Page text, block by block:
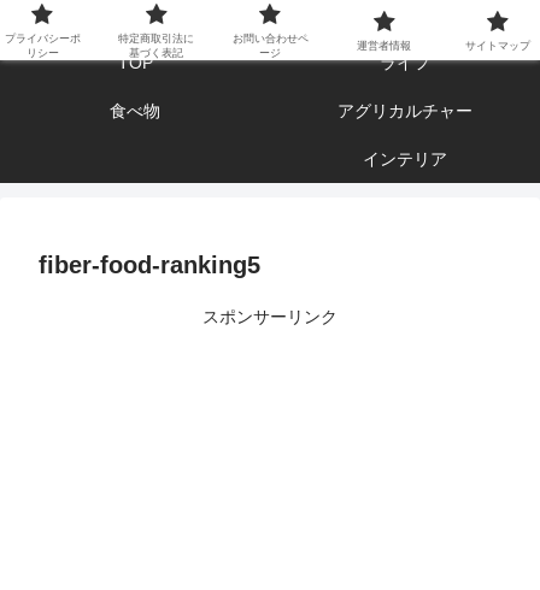
エンジョイ ブログライフ
TOP ライフ
食べ物 アグリカルチャー
インテリア
fiber-food-ranking5
スポンサーリンク
プライバシーポ
リシー
特定商取引法に
基づく表記
お問い合わせペ
ージ
運営者情報 サイトマップ